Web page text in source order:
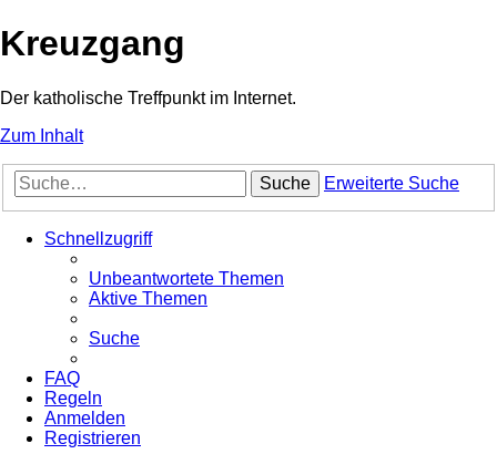
Kreuzgang
Der katholische Treffpunkt im Internet.
Zum Inhalt
Suche Erweiterte Suche
Schnellzugriff
Unbeantwortete Themen
Aktive Themen
Suche
FAQ
Regeln
Anmelden
Registrieren